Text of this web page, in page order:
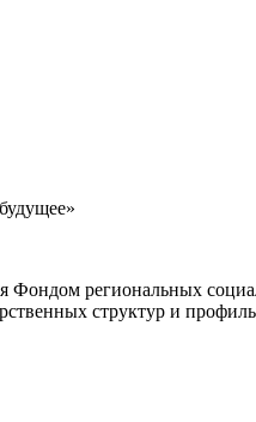
Фондом региональных
структур и